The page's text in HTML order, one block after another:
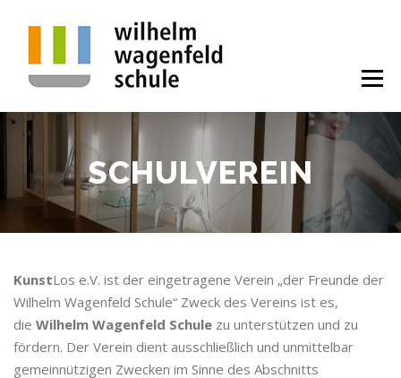
Menü
BILDUNGSGÄNGE ALLGEMEINES
KONTAKT ALUMNI SPENDE
STELLENANGEBOTE
SCHULVEREIN
KunstLos e.V. ist der eingetragene Verein „der Freunde der
Wilhelm Wagenfeld Schule“ Zweck des Vereins ist es,
die Wilhelm Wagenfeld Schule zu unterstützen und zu
fördern. Der Verein dient ausschließlich und unmittelbar
gemeinnützigen Zwecken im Sinne des Abschnitts